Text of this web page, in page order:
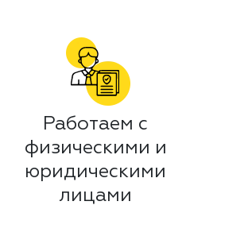
Работаем с
физическими и
юридическими
лицами